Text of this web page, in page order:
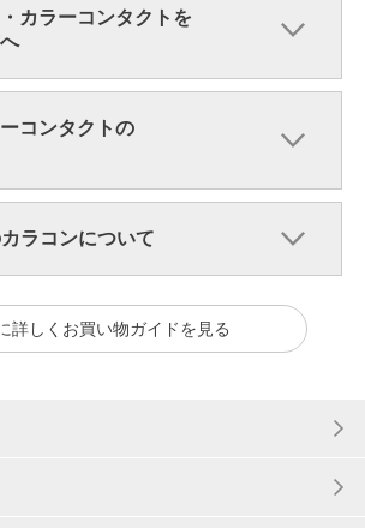
カラーコンタクトを
コンタクトの
ラコンについて
詳しくお買い物ガイドを見る